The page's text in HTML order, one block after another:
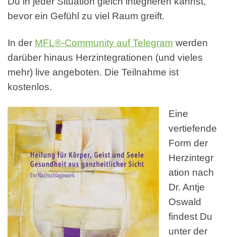
bevor ein Gefühl zu viel Raum greift.
In der MFL®-Community auf Telegram werden
darüber hinaus Herzintegrationen (und vieles
mehr) live angeboten. Die Teilnahme ist
kostenlos.
Eine
vertiefende
Form der
Herzintegr
ation nach
Dr. Antje
Oswald
findest Du
unter der